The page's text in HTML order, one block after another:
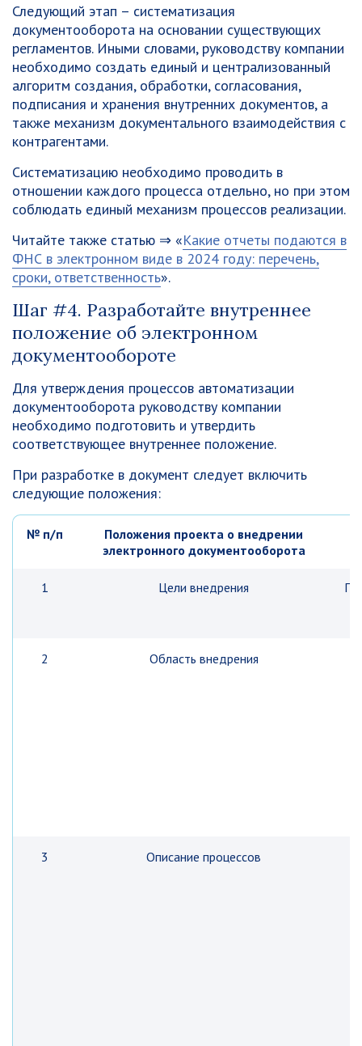
Следующий этап – систематизация
документооборота на основании существующих
регламентов. Иными словами, руководству компании
необходимо создать единый и централизованный
алгоритм создания, обработки, согласования,
подписания и хранения внутренних документов, а
также механизм документального взаимодействия с
контрагентами.
Систематизацию необходимо проводить в
отношении каждого процесса отдельно, но при этом
соблюдать единый механизм процессов реализации.
Читайте также статью ⇒ «Какие отчеты подаются в
ФНС в электронном виде в 2024 году: перечень,
сроки, ответственность».
Шаг #4. Разработайте внутреннее
положение об электронном
документообороте
Для утверждения процессов автоматизации
документооборота руководству компании
необходимо подготовить и утвердить
соответствующее внутреннее положение.
При разработке в документ следует включить
следующие положения:
№ п/п
Положения проекта о внедрении
электронного документооборота
1 Цели внедрения
2 Область внедрения
3 Описание процессов